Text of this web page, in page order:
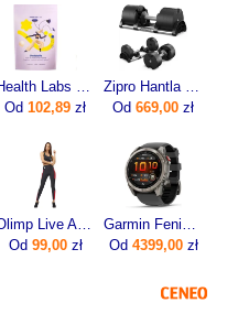
Od 102,89 zł
Od 669,00 zł
Od 99,00zł
Od 4399,00zł